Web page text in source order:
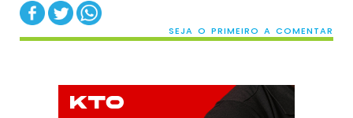
SEJA O PRIMEIRO A COMENTAR